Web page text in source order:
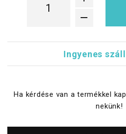
Ingyenes
Ha kérdése van a termékkel
nekünk!